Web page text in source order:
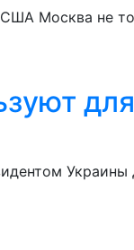
Москва не